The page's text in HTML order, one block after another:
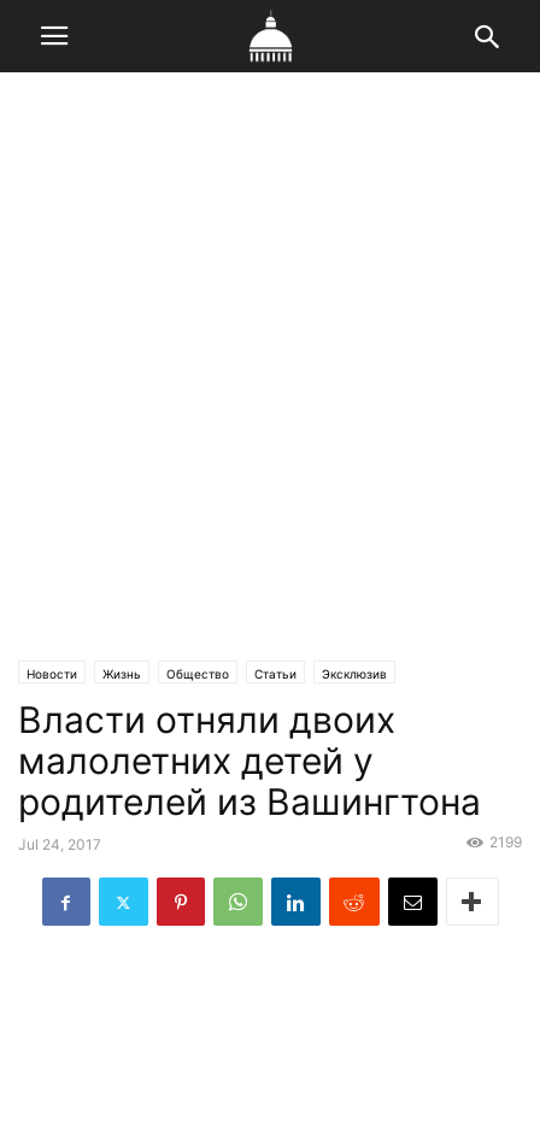
Новости Жизнь Общество Статьи Эксклюзив
Власти отняли двоих
малолетних детей у
родителей из Вашингтона
Jul 24, 2017 2199